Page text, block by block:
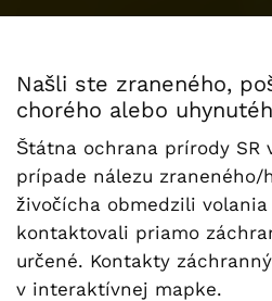
Našli ste zraneného,
chorého alebo
Štátna ochrana prírody SR
prípade nálezu zraneného/
živočícha obmedzili volania
kontaktovali priamo
určené. Kontakty
v interaktívnej mapke.